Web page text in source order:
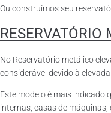
Ou construímos seu
No Reservatório metálico
considerável devido à
Este modelo é mais indicado
internas, casas de